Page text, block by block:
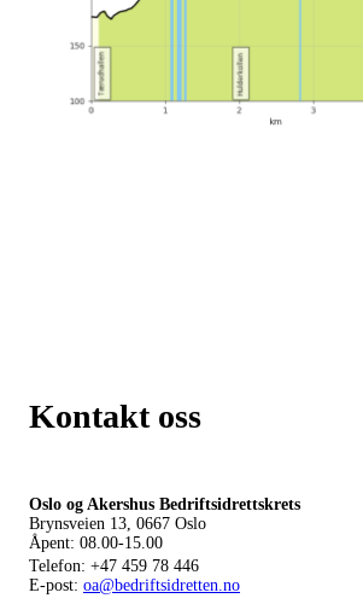
Kontakt oss
Oslo og Akershus Bedriftsidrettskrets
Brynsveien 13, 0667 Oslo
Åpent: 08.00-15.00
Telefon: +47 459 78 446
E-post: oa@bedriftsidretten.no